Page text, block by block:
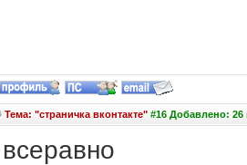
Тема: "страничка вконтакте"#16 Добавлено: 26
всеравно